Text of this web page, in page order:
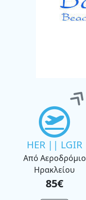
HER || LGIR
Από Αεροδρόμιο
Ηρακλείου
85€